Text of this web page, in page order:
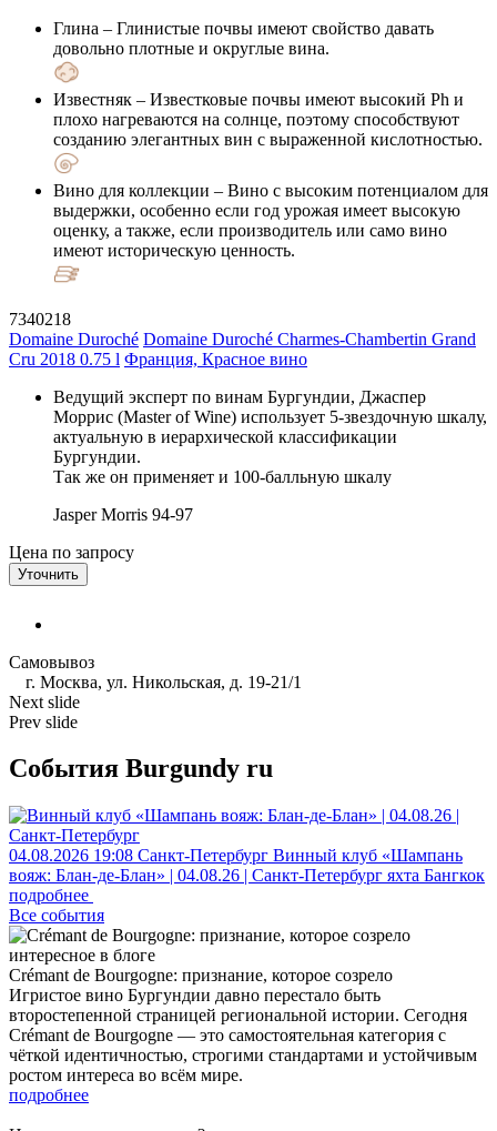
Глина – Глинистые почвы имеют свойство давать
довольно плотные и округлые вина.
Известняк – Известковые почвы имеют высокий Ph и
плохо нагреваются на солнце, поэтому способствуют
созданию элегантных вин с выраженной кислотностью.
Вино для коллекции – Вино с высоким потенциалом для
выдержки, особенно если год урожая имеет высокую
оценку, а также, если производитель или само вино
имеют историческую ценность.
7340218
Domaine Duroché Domaine Duroché Charmes-Chambertin Grand
Cru 2018 0.75 l Франция, Красное вино
Ведущий эксперт по винам Бургундии, Джаспер
Моррис (Master of Wine) использует 5-звездочную шкалу,
актуальную в иерархической классификации
Бургундии.
Так же он применяет и 100-балльную шкалу
Jasper Morris 94-97
Цена по запросу
Уточнить
Самовывоз
г. Москва, ул. Никольская, д. 19-21/1
Next slide
Prev slide
События Burgundy ru
04.08.2026 19:08 Санкт-Петербург Винный клуб «Шампань
вояж: Блан-де-Блан» | 04.08.26 | Санкт-Петербург яхта Бангкок
подробнее
Все события
интересное в блоге
Crémant de Bourgogne: признание, которое созрело
Игристое вино Бургундии давно перестало быть
второстепенной страницей региональной истории. Сегодня
Crémant de Bourgogne — это самостоятельная категория с
чёткой идентичностью, строгими стандартами и устойчивым
ростом интереса во всём мире.
подробнее